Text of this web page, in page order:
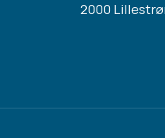
2000